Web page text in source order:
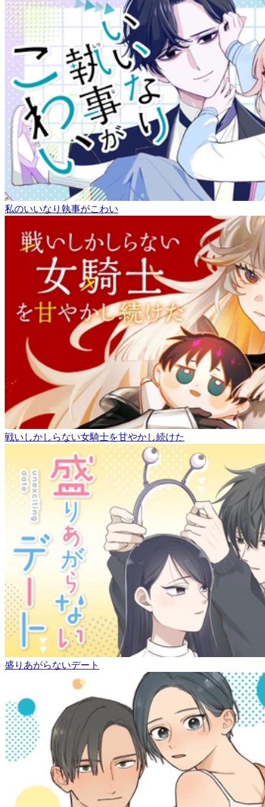
私のいいなり執事がこわい
戦いしかしらない女騎士を甘やかし続けた
盛りあがらないデート